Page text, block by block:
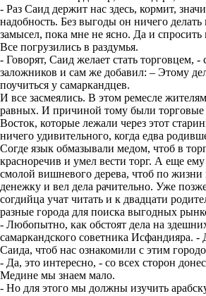
- Раз Саид держит нас здесь, кормит,
надобность. Без выгоды он ничего делать
замысел, пока мне не ясно. Да и спросить
Все погрузились в раздумья.
- Говорят, Саид желает стать торговцем, -
заложников и сам же добавил: – Этому
поучиться у самаркандцев.
И все засмеялись. В этом ремесле
равных. И причиной тому были торговые
Восток, которые лежали через этот
ничего удивительного, когда едва
Согде язык обмазывали медом, чтоб в
красноречив и умел вести торг. А еще
смолой вишневого дерева, чтоб по жизни
денежку и вел дела рачительно. Уже
согдийца учат читать и к двадцати
разные города для поиска выгодных
- Любопытно, как обстоят дела на
самаркандского советника Исфандияра. -
Саида, чтоб нас ознакомили с этим
- Да, это интересно, - со всех сторон
Медине мы знаем мало.
- Но для этого мы должны изучить